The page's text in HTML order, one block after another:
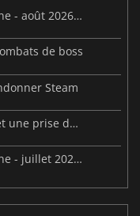
Sorties de jeux vidéo de cette semaine - août 2026 (semaine 32)
de boss
Steam
Des cartes de logiciels malveillants et une prise de contrôle de Discord ont touché Meccha Chameleon
Sorties de jeux vidéo de cette semaine - juillet 2026 (semaine 31)